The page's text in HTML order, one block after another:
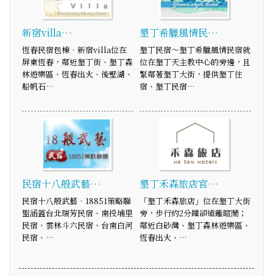
新宿villa…
恆春民宿包棟．新宿villa位在
屏東恆春，鄰近墾丁街、墾丁森
林遊樂區、恆春出火、後壁湖、
船帆石…
墾丁希臘風情民…
墾丁民宿～墾丁希臘風情民宿就
位在墾丁天主教中心的旁邊，且
緊鄰著墾丁大街，提供墾丁住
宿、墾丁民宿…
民宿十八般武藝…
民宿十八般武藝‧18851策略聯
盟涵蓋台北瑞芳民宿、南投埔里
民宿、雲林斗六民宿、台南白河
民宿、…
墾丁禾森旅店官…
「墾丁禾森旅店」位在墾丁大街
旁，步行約2分鐘卻遠離暄鬧；
鄰近白砂灣、墾丁森林遊樂區、
恆春出火、…